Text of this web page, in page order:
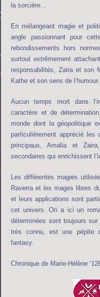
la sorcière…
En mélangeant magie et
angle passionnant pour
rebondissements hors
surtout extrêmement
responsabilités, Zaira et son
Kathe et son sens de l’humour.
Aucun temps mort dans
caractère et de
monde dont la géopolitique
particulièrement apprécié les
principaux, Amalia et
secondaires qui enrichissent
Les différentes magies
Raverra et les mages libres
et leurs applications sont
cet univers. On a ici un
déterminées sont toujours
très connu, est une pépite
fantasy.
Chronique de Marie-Hélène